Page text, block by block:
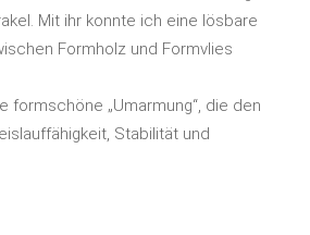
Mit ihr konnte ich eine lösbare
Formholz und Formvlies
formschöne „Umarmung“, die den
Stabilität und